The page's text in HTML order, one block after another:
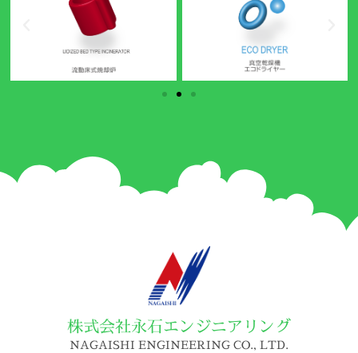
株式会社永石エンジニアリング
NAGAISHI ENGINEERING CO., LTD.